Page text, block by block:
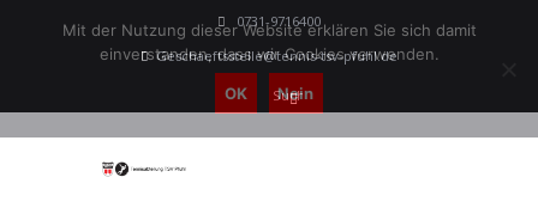
0731-9716400
Geschaeftsstelle@tennis-tsv-pfuhl.de
Mit der Nutzung dieser Website erklären Sie sich damit
einverstanden, dass wir Cookies verwenden.
OK Nein